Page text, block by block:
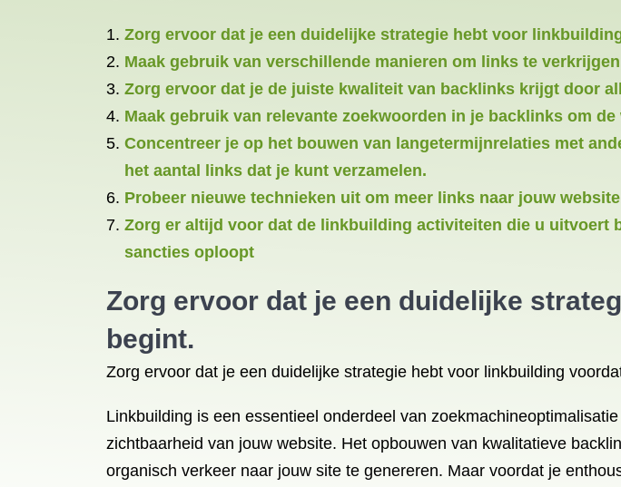
Zorg ervoor dat je een duidelijke strategie hebt voor
Maak gebruik van verschillende manieren om links te
Zorg ervoor dat je de juiste kwaliteit van backlinks krijgt door
Maak gebruik van relevante zoekwoorden in je backlinks om
Concentreer je op het bouwen van langetermijnrelaties met
het aantal links dat je kunt verzamelen.
Probeer nieuwe technieken uit om meer links naar jouw
Zorg er altijd voor dat de linkbuilding activiteiten die u uitvoert
sancties oploopt
Zorg ervoor dat je een duidelijke
begint.
Zorg ervoor dat je een duidelijke strategie hebt voor linkbuilding
Linkbuilding is een essentieel onderdeel van
zichtbaarheid van jouw website. Het opbouwen van kwalitatieve
organisch verkeer naar jouw site te genereren. Maar voordat je